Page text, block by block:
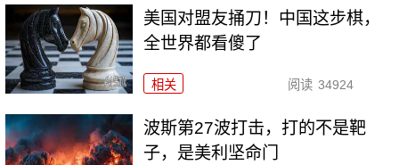
美国对盟友捅刀！中国这步棋，
全世界都看傻了
相关 阅读 34924
波斯第27波打击，打的不是靶
子，是美利坚命门